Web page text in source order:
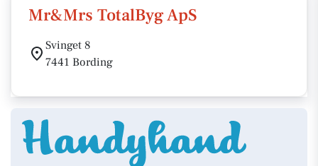
Mr&Mrs TotalByg ApS
Svinget 8
7441 Bording